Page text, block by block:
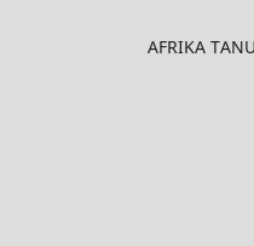
AFRIKA